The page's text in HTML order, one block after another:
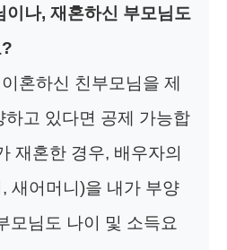
이나, 재혼하신 부모님도
혼하신 친부모님을 제
하고 있다면 공제 가능합
재혼한 경우, 배우자의
새어머니)을 내가 부양
모님도 나이 및 소득요